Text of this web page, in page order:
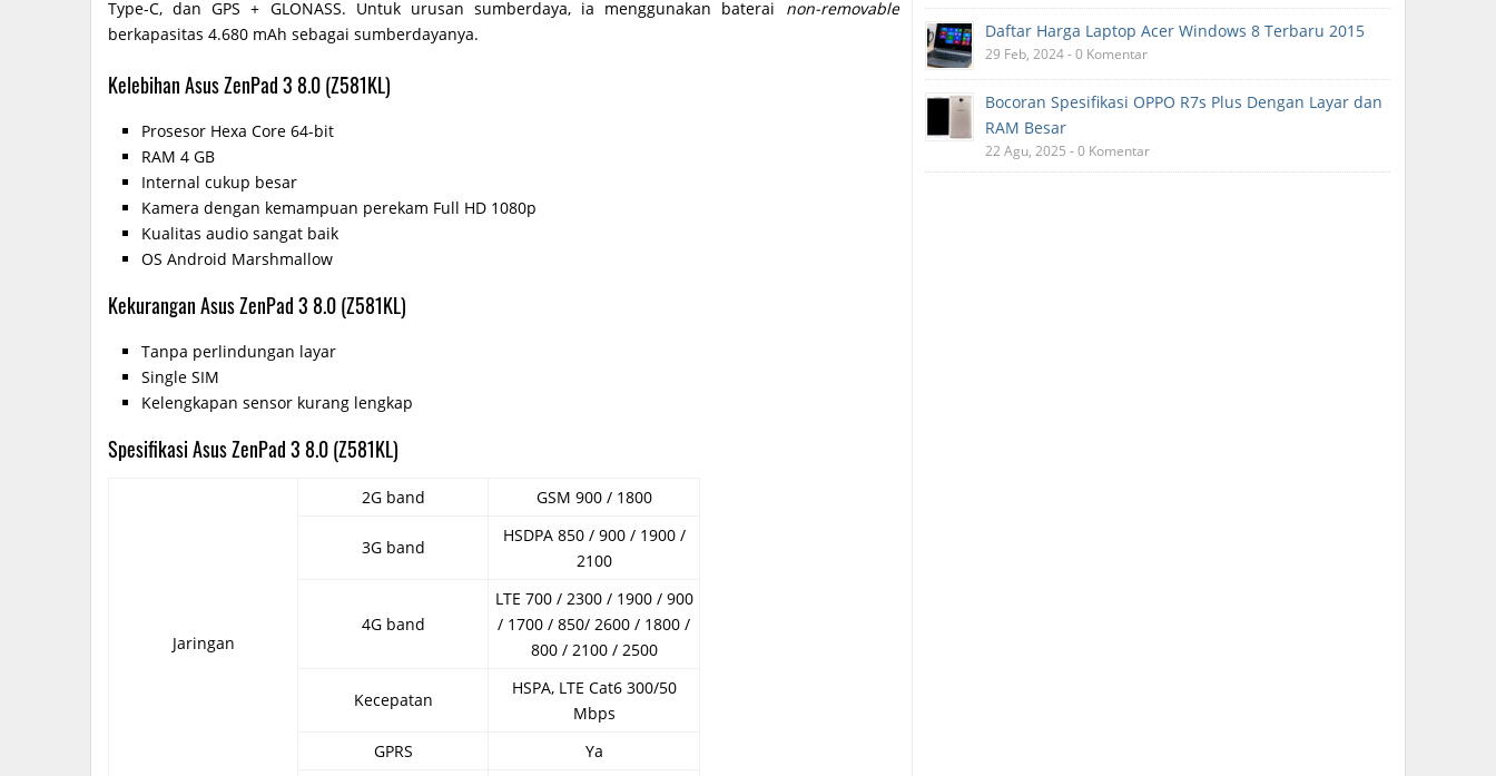
Type-C, dan GPS + GLONASS. Untuk urusan sumberdaya, ia menggunakan baterai non-removable
berkapasitas 4.680 mAh sebagai sumberdayanya.
Kelebihan Asus ZenPad 3 8.0 (Z581KL)
Prosesor Hexa Core 64-bit
RAM 4 GB
Internal cukup besar
Kamera dengan kemampuan perekam Full HD 1080p
Kualitas audio sangat baik
OS Android Marshmallow
Kekurangan Asus ZenPad 3 8.0 (Z581KL)
Tanpa perlindungan layar
Single SIM
Kelengkapan sensor kurang lengkap
Spesifikasi Asus ZenPad 3 8.0 (Z581KL)
Jaringan
2G band GSM 900 / 1800
3G band
HSDPA 850 / 900 / 1900 /
2100
4G band
LTE 700 / 2300 / 1900 / 900
/ 1700 / 850/ 2600 / 1800 /
800 / 2100 / 2500
Kecepatan
HSPA, LTE Cat6 300/50
Mbps
GPRS
Ya
Daftar Harga Laptop Acer Windows 8 Terbaru 2015
29 Feb, 2024 - 0 Komentar
Bocoran Spesifikasi OPPO R7s Plus Dengan Layar dan
RAM Besar
22 Agu, 2025 - 0 Komentar